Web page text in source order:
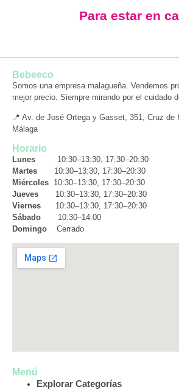
Para estar en
Bebeeco
Somos una empresa malagueña. Vendemos
mejor precio. Siempre mirando por el cuidado
📍 Av. de José Ortega y Gasset, 351, Cruz de
Málaga
Horario
Lunes 10:30–13:30, 17:30–20:30
Martes 10:30–13:30, 17:30–20:30
Miércoles 10:30–13:30, 17:30–20:30
Jueves 10:30–13:30, 17:30–20:30
Viernes 10:30–13:30, 17:30–20:30
Sábado
10:30–14:00
Domingo
Cerrado
Menú
Explorar Categorías